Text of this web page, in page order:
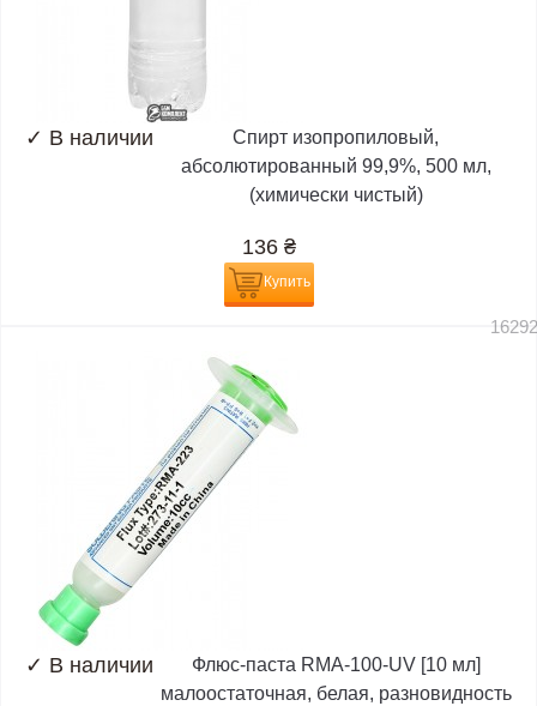
✓ В наличии
Спирт изопропиловый,
абсолютированный 99,9%, 500 мл,
(химически чистый)
136 ₴
Купить
✓ В наличии
Флюс-паста RMA-100-UV [10 мл]
малоостаточная, белая, разновидность